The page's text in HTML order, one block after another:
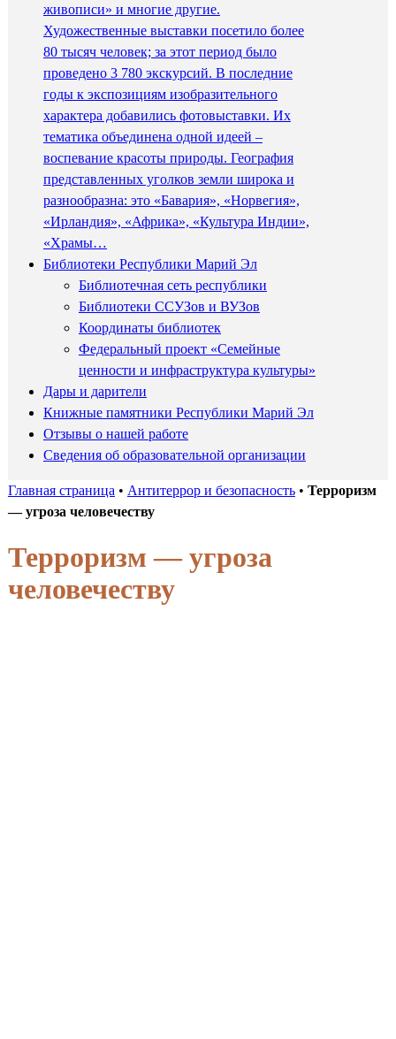
живописи» и многие другие.
Художественные выставки посетило более
80 тысяч человек; за этот период было
проведено 3 780 экскурсий. В последние
годы к экспозициям изобразительного
характера добавились фотовыставки. Их
тематика объединена одной идеей –
воспевание красоты природы. География
представленных уголков земли широка и
разнообразна: это «Бавария», «Норвегия»,
«Ирландия», «Африка», «Культура Индии»,
«Храмы…
Библиотеки Республики Марий Эл
Библиотечная сеть республики
Библиотеки ССУЗов и ВУЗов
Координаты библиотек
Федеральный проект «Семейные
ценности и инфраструктура культуры»
Дары и дарители
Книжные памятники Республики Марий Эл
Отзывы о нашей работе
Сведения об образовательной организации
Главная страница • Антитеррор и безопасность• Терроризм
— угроза человечеству
Терроризм — угроза
человечеству